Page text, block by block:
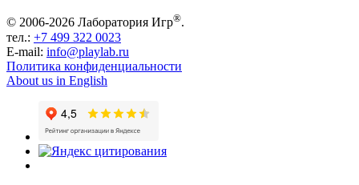
© 2006-2026 Лаборатория Игр®.
тел.: +7 499 322 0023
E-mail: info@playlab.ru
Политика конфиденциальности
About us in English